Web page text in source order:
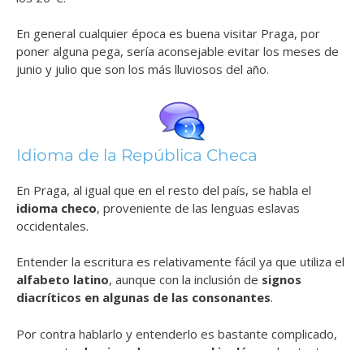
En general cualquier época es buena visitar Praga, por
poner alguna pega, sería aconsejable evitar los meses de
junio y julio que son los más lluviosos del año.
Idioma de la República Checa
En Praga, al igual que en el resto del país, se habla el
idioma checo, proveniente de las lenguas eslavas
occidentales.
Entender la escritura es relativamente fácil ya que utiliza el
alfabeto latino, aunque con la inclusión de signos
diacríticos en algunas de las consonantes.
Por contra hablarlo y entenderlo es bastante complicado,